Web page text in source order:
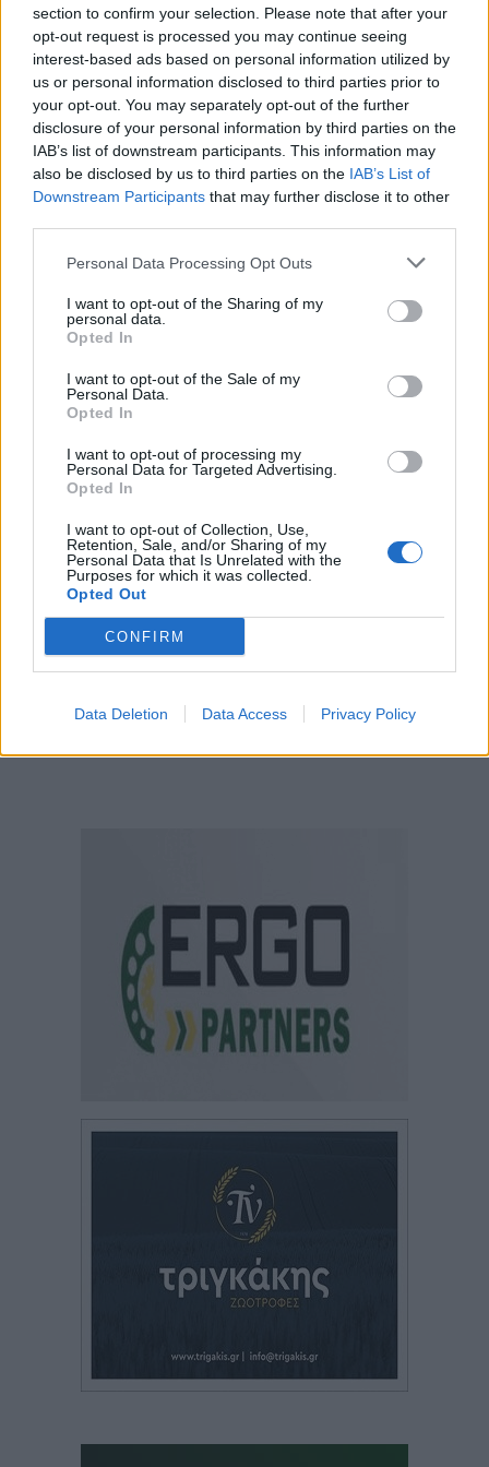
section to confirm your selection. Please note that after your
opt-out request is processed you may continue seeing
interest-based ads based on personal information utilized by
us or personal information disclosed to third parties prior to
your opt-out. You may separately opt-out of the further
disclosure of your personal information by third parties on the
IAB’s list of downstream participants. This information may
also be disclosed by us to third parties on the IAB’s List of
Downstream Participants that may further disclose it to other
Personal Data Processing Opt Outs
I want to opt-out of the Sharing of my
personal data.
Opted In
I want to opt-out of the Sale of my
Personal Data.
Opted In
I want to opt-out of processing my
Personal Data for Targeted Advertising.
Opted In
I want to opt-out of Collection, Use,
Retention, Sale, and/or Sharing of my
Personal Data that Is Unrelated with the
Purposes for which it was collected.
Opted Out
CONFIRM
Data Deletion Data Access Privacy Policy
αναφέρουν ότι είχαν ακούσει κάποια πράγματα,
ότι είχαν αντιληφθεί ότι κάτι περίεργο συμβαίνει
χωρίς αυτό να μεταφερθεί σε κάποια αστυνομική
αρχή», τόνισε η κ. Δημογλίδου και πρόσθεσε ότι η
39χρονη «είχε αναζητήσει βοήθεια όχι από
αστυνομική αρχή αλλά από άλλου είδους αρχή
και από οικεία πρόσωπα. Αυτό ξεκαθαρίζει σιγά
σιγά με τις μαρτυρικές καταθέσεις που φτάνουν
στην Αστυνομία».
iefimerida.gr